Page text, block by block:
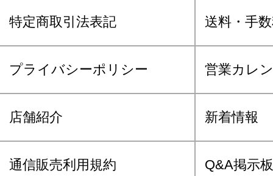
特定商取引法表記 送料・手
プライバシーポリシー 営業カレ
店舗紹介 新着情報
通信販売利用規約 Q&A掲示板